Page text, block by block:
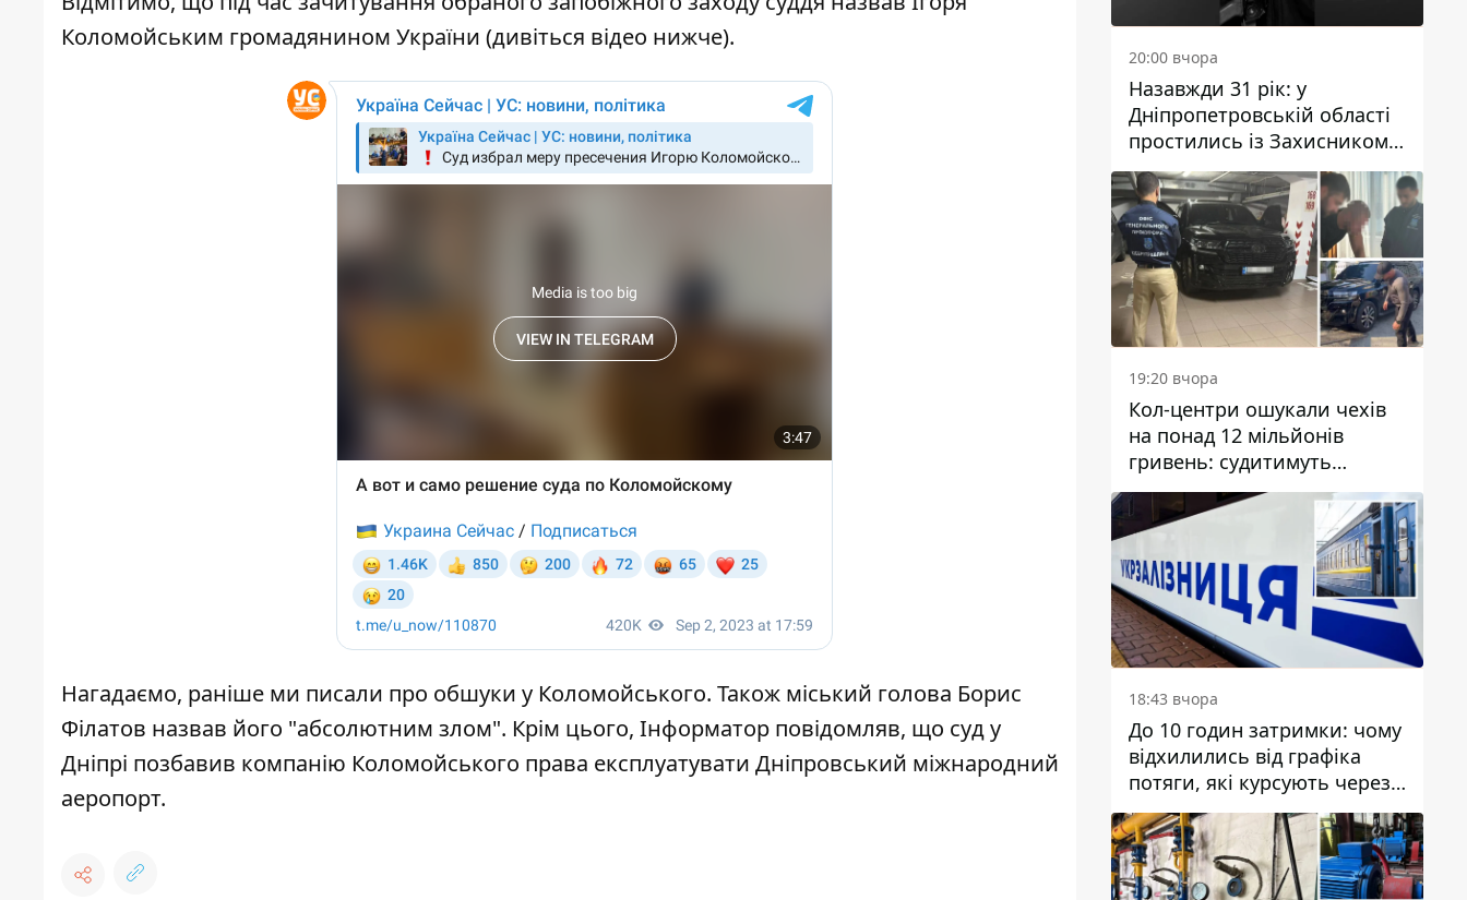
Коломойським громадянином України (дивіться відео нижче).
Нагадаємо, раніше ми писали про обшуки у Коломойського. Також міський голова Борис
Філатов назвав його "абсолютним злом". Крім цього, Інформатор повідомляв, що суд у
Дніпрі позбавив компанію Коломойського права експлуатувати Дніпровський міжнародний
аеропорт.
20:00 вчора
Назавжди 31 рік: у
Дніпропетровській області
простились із Захисником
Олександром Рєпіним
19:20 вчора
Кол-центри ошукали чехів
на понад 12 мільйонів
гривень: судитимуть
дніпрянина, який
організував
транснаціональну злочинну
організацію
18:43 вчора
До 10 годин затримки: чому
відхилились від графіка
потяги, які курсують через
Дніпро та область